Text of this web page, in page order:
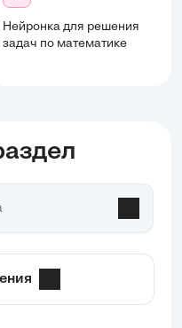
Нейронка для решения
задач по математике